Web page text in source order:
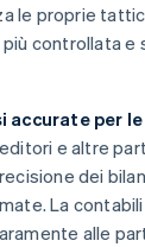
le proprie
controllata e
accurate per
e altre
dei
La
alle